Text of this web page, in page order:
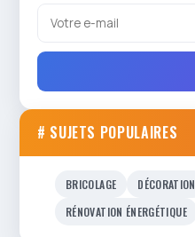
# SUJETS POPULAIRES
BRICOLAGE DÉCORATION
RÉNOVATION ÉNERGÉTIQUE